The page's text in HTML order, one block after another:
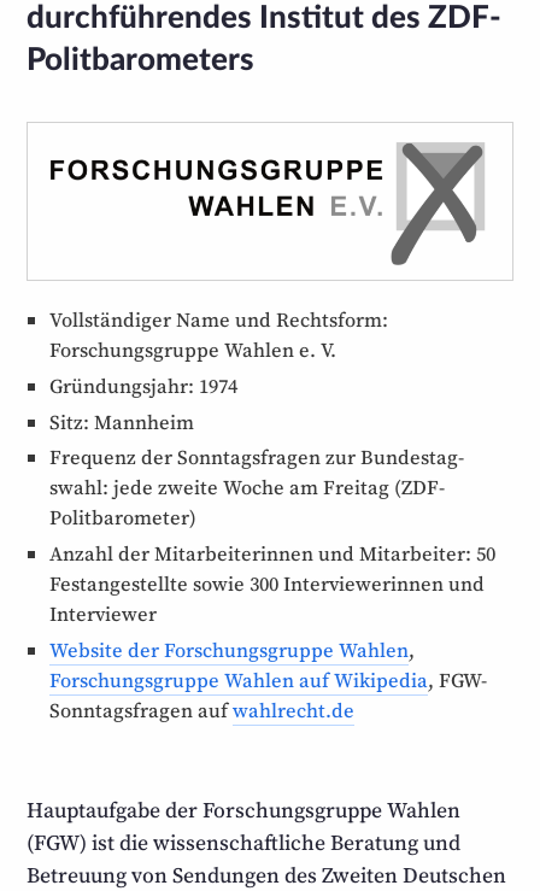
durchführendes Institut des ZDF-
Politbarometers
Vollständiger Name und Rechtsform:
Forschungsgruppe Wahlen e. V.
Gründungsjahr: 1974
Sitz: Mannheim
Frequenz der Sonntagsfragen zur Bundestag­
swahl: jede zweite Woche am Freitag (ZDF-
Politbarometer)
Anzahl der Mitarbeiter­innen und Mitarbeiter: 50
Fest­angestellte sowie 300 Interview­er­innen und
Interviewer
Website der Forschungs­gruppe Wahlen,
Forschungs­gruppe Wahlen auf Wikipedia, FGW-
Sonntagsfragen aufwahlrecht.de
Hauptaufgabe der Forschungs­gruppe Wahlen
(FGW) ist die wissenschaft­liche Beratung und
Betreuung von Sendungen des Zweiten Deutschen